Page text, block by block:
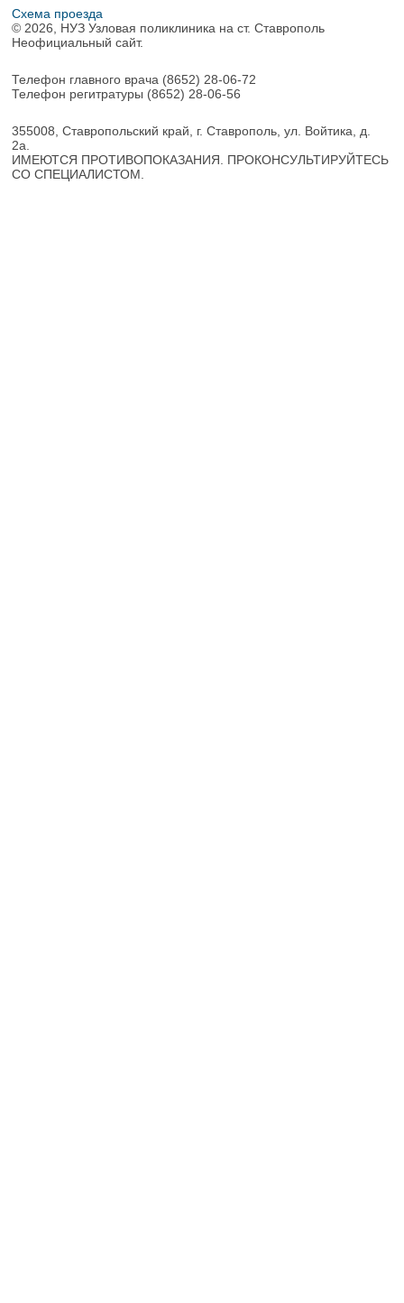
Схема проезда
© 2026, НУЗ Узловая поликлиника на ст. Ставрополь
Неофициальный сайт.
Телефон главного врача (8652) 28-06-72
Телефон регитратуры (8652) 28-06-56
355008, Ставропольский край, г. Ставрополь, ул. Войтика, д.
2а.
ИМЕЮТСЯ ПРОТИВОПОКАЗАНИЯ. ПРОКОНСУЛЬТИРУЙТЕСЬ
СО СПЕЦИАЛИСТОМ.